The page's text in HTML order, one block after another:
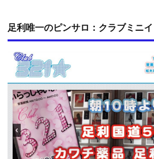
足利唯一のピンサロ：クラブミニ